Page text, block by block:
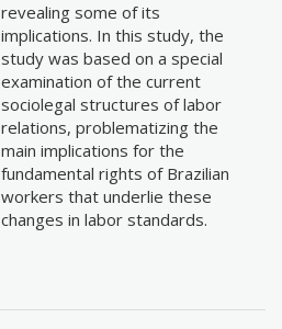
revealing some of its
implications. In this study, the
study was based on a special
examination of the current
sociolegal structures of labor
relations, problematizing the
main implications for the
fundamental rights of Brazilian
workers that underlie these
changes in labor standards.